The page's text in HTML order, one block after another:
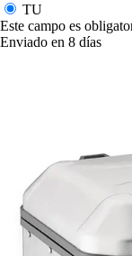
TU
Este campo es
Enviado en 8 días